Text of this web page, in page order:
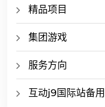
精品项目
集团游戏
服务方向
互动j9国际站备用